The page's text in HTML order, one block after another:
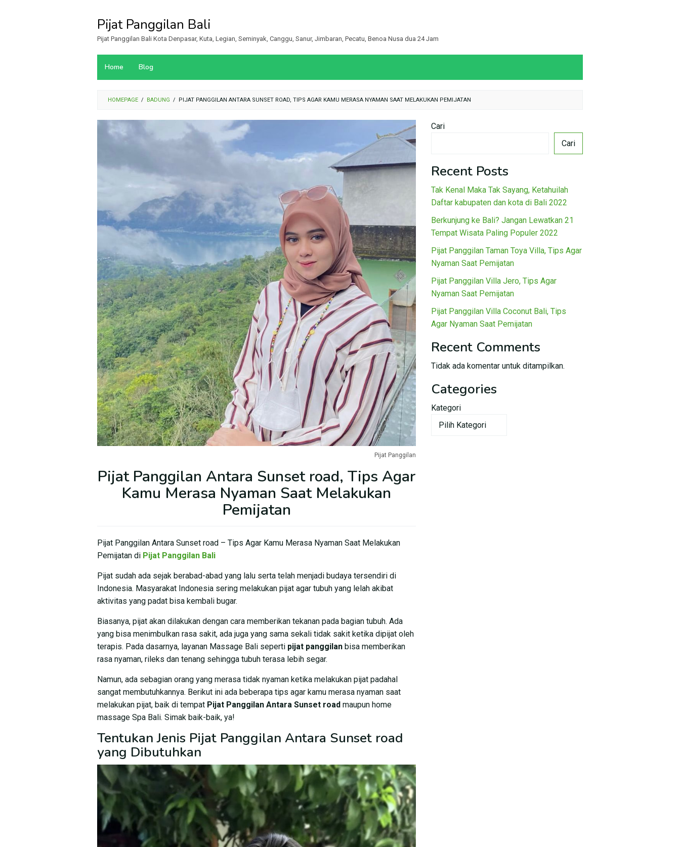
Pijat Panggilan Bali
Pijat Panggilan Bali Kota Denpasar, Kuta, Legian, Seminyak, Canggu, Sanur, Jimbaran, Pecatu, Benoa Nusa dua 24 Jam
Home Blog
HOMEPAGE / BADUNG / PIJAT PANGGILAN ANTARA SUNSET ROAD, TIPS AGAR KAMU MERASA NYAMAN SAAT MELAKUKAN PEMIJATAN
Pijat Panggilan
Pijat Panggilan Antara Sunset road, Tips Agar
Kamu Merasa Nyaman Saat Melakukan
Pemijatan
Pijat Panggilan Antara Sunset road – Tips Agar Kamu Merasa Nyaman Saat Melakukan
Pemijatan di Pijat Panggilan Bali
Pijat sudah ada sejak berabad-abad yang lalu serta telah menjadi budaya tersendiri di
Indonesia. Masyarakat Indonesia sering melakukan pijat agar tubuh yang lelah akibat
aktivitas yang padat bisa kembali bugar.
Biasanya, pijat akan dilakukan dengan cara memberikan tekanan pada bagian tubuh. Ada
yang bisa menimbulkan rasa sakit, ada juga yang sama sekali tidak sakit ketika dipijat oleh
terapis. Pada dasarnya, layanan Massage Bali seperti pijat panggilan bisa memberikan
rasa nyaman, rileks dan tenang sehingga tubuh terasa lebih segar.
Namun, ada sebagian orang yang merasa tidak nyaman ketika melakukan pijat padahal
sangat membutuhkannya. Berikut ini ada beberapa tips agar kamu merasa nyaman saat
melakukan pijat, baik di tempat Pijat Panggilan Antara Sunset road maupun home
massage Spa Bali. Simak baik-baik, ya!
Tentukan Jenis Pijat Panggilan Antara Sunset road
yang Dibutuhkan
Cari
Cari
Recent Posts
Tak Kenal Maka Tak Sayang, Ketahuilah
Daftar kabupaten dan kota di Bali 2022
Berkunjung ke Bali? Jangan Lewatkan 21
Tempat Wisata Paling Populer 2022
Pijat Panggilan Taman Toya Villa, Tips Agar
Nyaman Saat Pemijatan
Pijat Panggilan Villa Jero, Tips Agar
Nyaman Saat Pemijatan
Pijat Panggilan Villa Coconut Bali, Tips
Agar Nyaman Saat Pemijatan
Recent Comments
Tidak ada komentar untuk ditampilkan.
Categories
Kategori